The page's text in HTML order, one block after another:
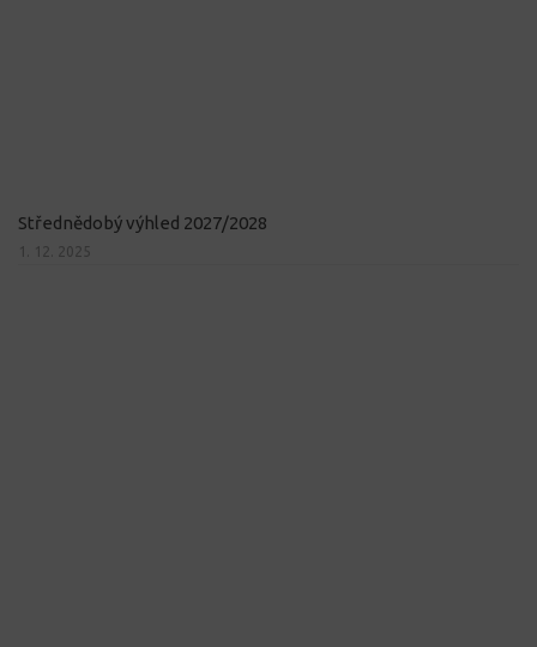
Střednědobý výhled 2027/2028
1. 12. 2025